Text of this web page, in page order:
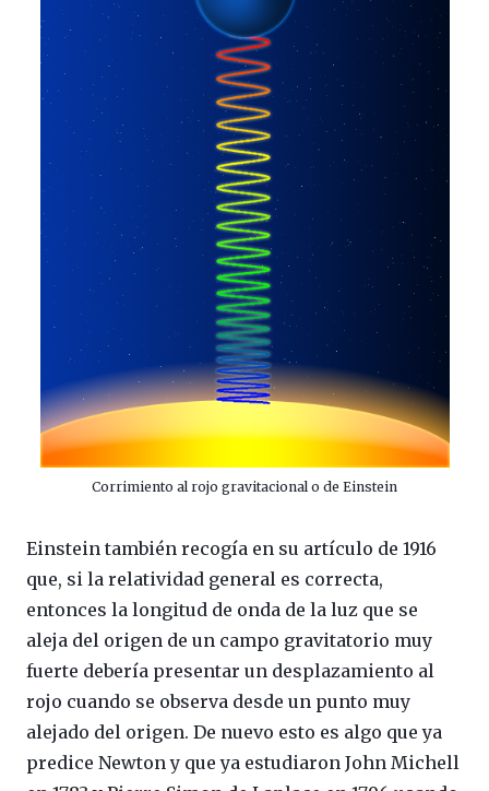
Corrimiento al rojo gravitacional o de Einstein
Einstein también recogía en su artículo de 1916
que, si la relatividad general es correcta,
entonces la longitud de onda de la luz que se
aleja del origen de un campo gravitatorio muy
fuerte debería presentar un desplazamiento al
rojo cuando se observa desde un punto muy
alejado del origen. De nuevo esto es algo que ya
predice Newton y que ya estudiaron John Michell